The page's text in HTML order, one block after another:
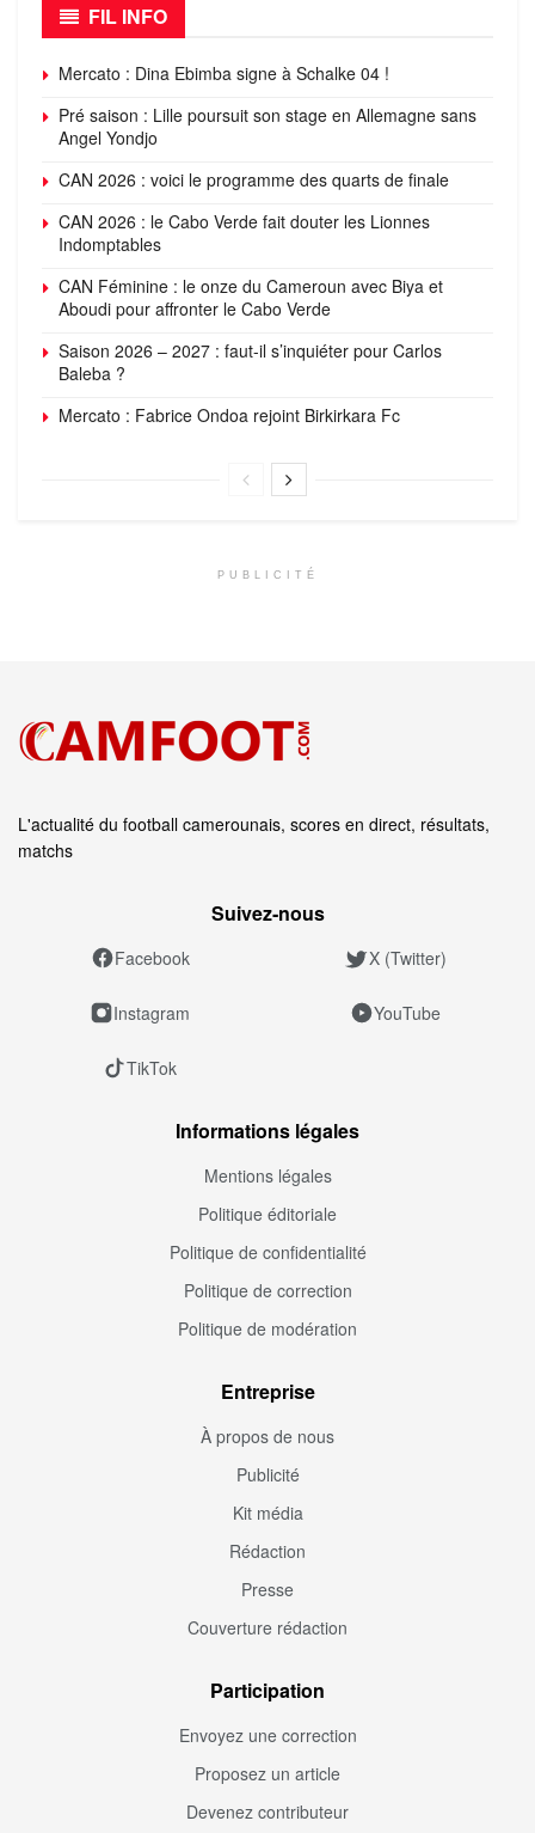
FIL INFO
Mercato : Dina Ebimba signe à Schalke 04 !
Pré saison : Lille poursuit son stage en Allemagne sans
Angel Yondjo
CAN 2026 : voici le programme des quarts de finale
CAN 2026 : le Cabo Verde fait douter les Lionnes
Indomptables
CAN Féminine : le onze du Cameroun avec Biya et
Aboudi pour affronter le Cabo Verde
Saison 2026 – 2027 : faut-il s’inquiéter pour Carlos
Baleba ?
Mercato : Fabrice Ondoa rejoint Birkirkara Fc
PUBLICITÉ
L'actualité du football camerounais, scores en direct, résultats,
matchs
Suivez‑nous
Facebook X (Twitter)
Instagram YouTube
TikTok
Informations légales
Mentions légales
Politique éditoriale
Politique de confidentialité
Politique de correction
Politique de modération
Entreprise
À propos de nous
Publicité
Kit média
Rédaction
Presse
Couverture rédaction
Participation
Envoyez une correction
Proposez un article
Devenez contributeur